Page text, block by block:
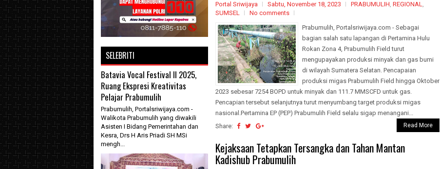
Portal Sriwijaya Sabtu, November 18, 2023 PRABUMULIH, REGIONAL,
SUMSEL
No comments
Prabumulih, Portalsriwijaya.com - Sebagai
bagian salah satu lapangan di Pertamina Hulu
Rokan Zona 4, Prabumulih Field turut
mengupayakan produksi minyak dan gas bumi
di wilayah Sumatera Selatan. Pencapaian
produksi migas Prabumulih Field hingga Oktober
2023 sebesar 7254 BOPD untuk minyak dan 111.7 MMSCFD untuk gas.
Pencapian tersebut selanjutnya turut menyumbang target produksi migas
nasional.Pertamina EP (PEP) Prabumulih Field selalu sigap menangani...
Share:
Read More
Kejaksaan Tetapkan Tersangka dan Tahan Mantan
Kadishub Prabumulih
SELEBRITI
Batavia Vocal Festival II 2025,
Ruang Ekspresi Kreativitas
Pelajar Prabumulih
Prabumulih, Portalsriwijaya.com -
Walikota Prabumulih yang diwakili
Asisten I Bidang Pemerintahan dan
Kesra, Drs H Aris Priadi SH MSi
mengh...